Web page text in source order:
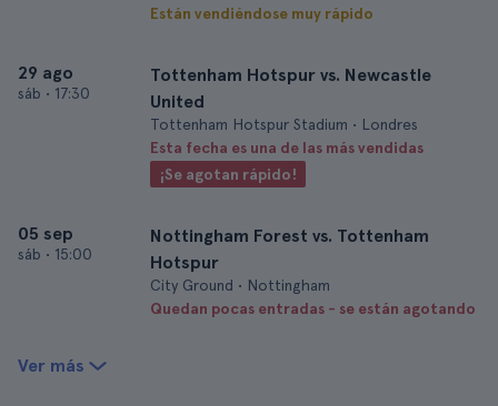
Están vendiéndose muy rápido
29 ago
sáb • 17:30
Tottenham Hotspur vs. Newcastle
United
Tottenham Hotspur Stadium • Londres
Esta fecha es una de las más vendidas
¡Se agotan rápido!
05 sep
sáb • 15:00
Nottingham Forest vs. Tottenham
Hotspur
City Ground • Nottingham
Quedan pocas entradas - se están agotando
Ver más